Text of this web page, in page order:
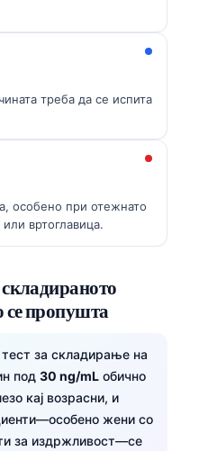
треба да се испита
особено при отежнато
вртоглавица.
се пропушта
тест за складирање на
под 30 ng/mL обично
кај возрасни, и
жени со
за издржливост—се